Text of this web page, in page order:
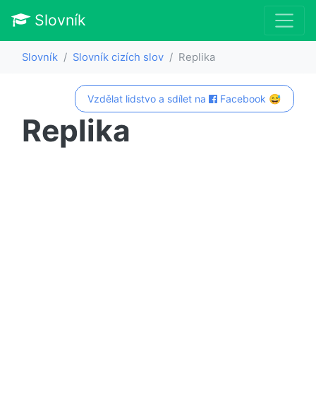
Slovník
Slovník Slovník cizích slov Replika
Vzdělat lidstvo a sdílet na Facebook 😅
Replika